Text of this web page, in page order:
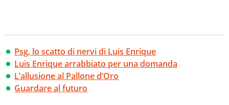
Psg, lo scatto di nervi di Luis Enrique
Luis Enrique arrabbiato per una domanda
L’allusione al Pallone d’Oro
Guardare al futuro